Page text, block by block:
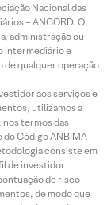
Nacional das
– ANCORD. O
administração ou
intermediário e
de qualquer operação
aos serviços e
utilizamos a
termos das
do Código ANBIMA
consiste em
de investidor
de risco
de modo que